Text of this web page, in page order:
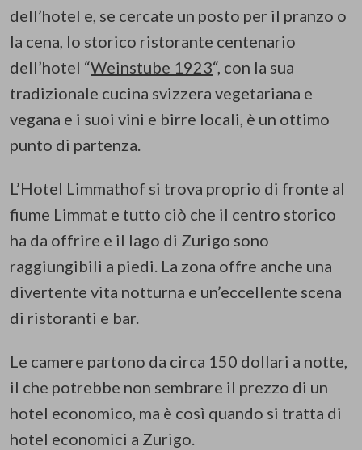
dell’hotel e, se cercate un posto per il pranzo o
la cena, lo storico ristorante centenario
dell’hotel “Weinstube 1923“, con la sua
tradizionale cucina svizzera vegetariana e
vegana e i suoi vini e birre locali, è un ottimo
punto di partenza.
L’Hotel Limmathof si trova proprio di fronte al
fiume Limmat e tutto ciò che il centro storico
ha da offrire e il lago di Zurigo sono
raggiungibili a piedi. La zona offre anche una
divertente vita notturna e un’eccellente scena
di ristoranti e bar.
Le camere partono da circa 150 dollari a notte,
il che potrebbe non sembrare il prezzo di un
hotel economico, ma è così quando si tratta di
hotel economici a Zurigo.